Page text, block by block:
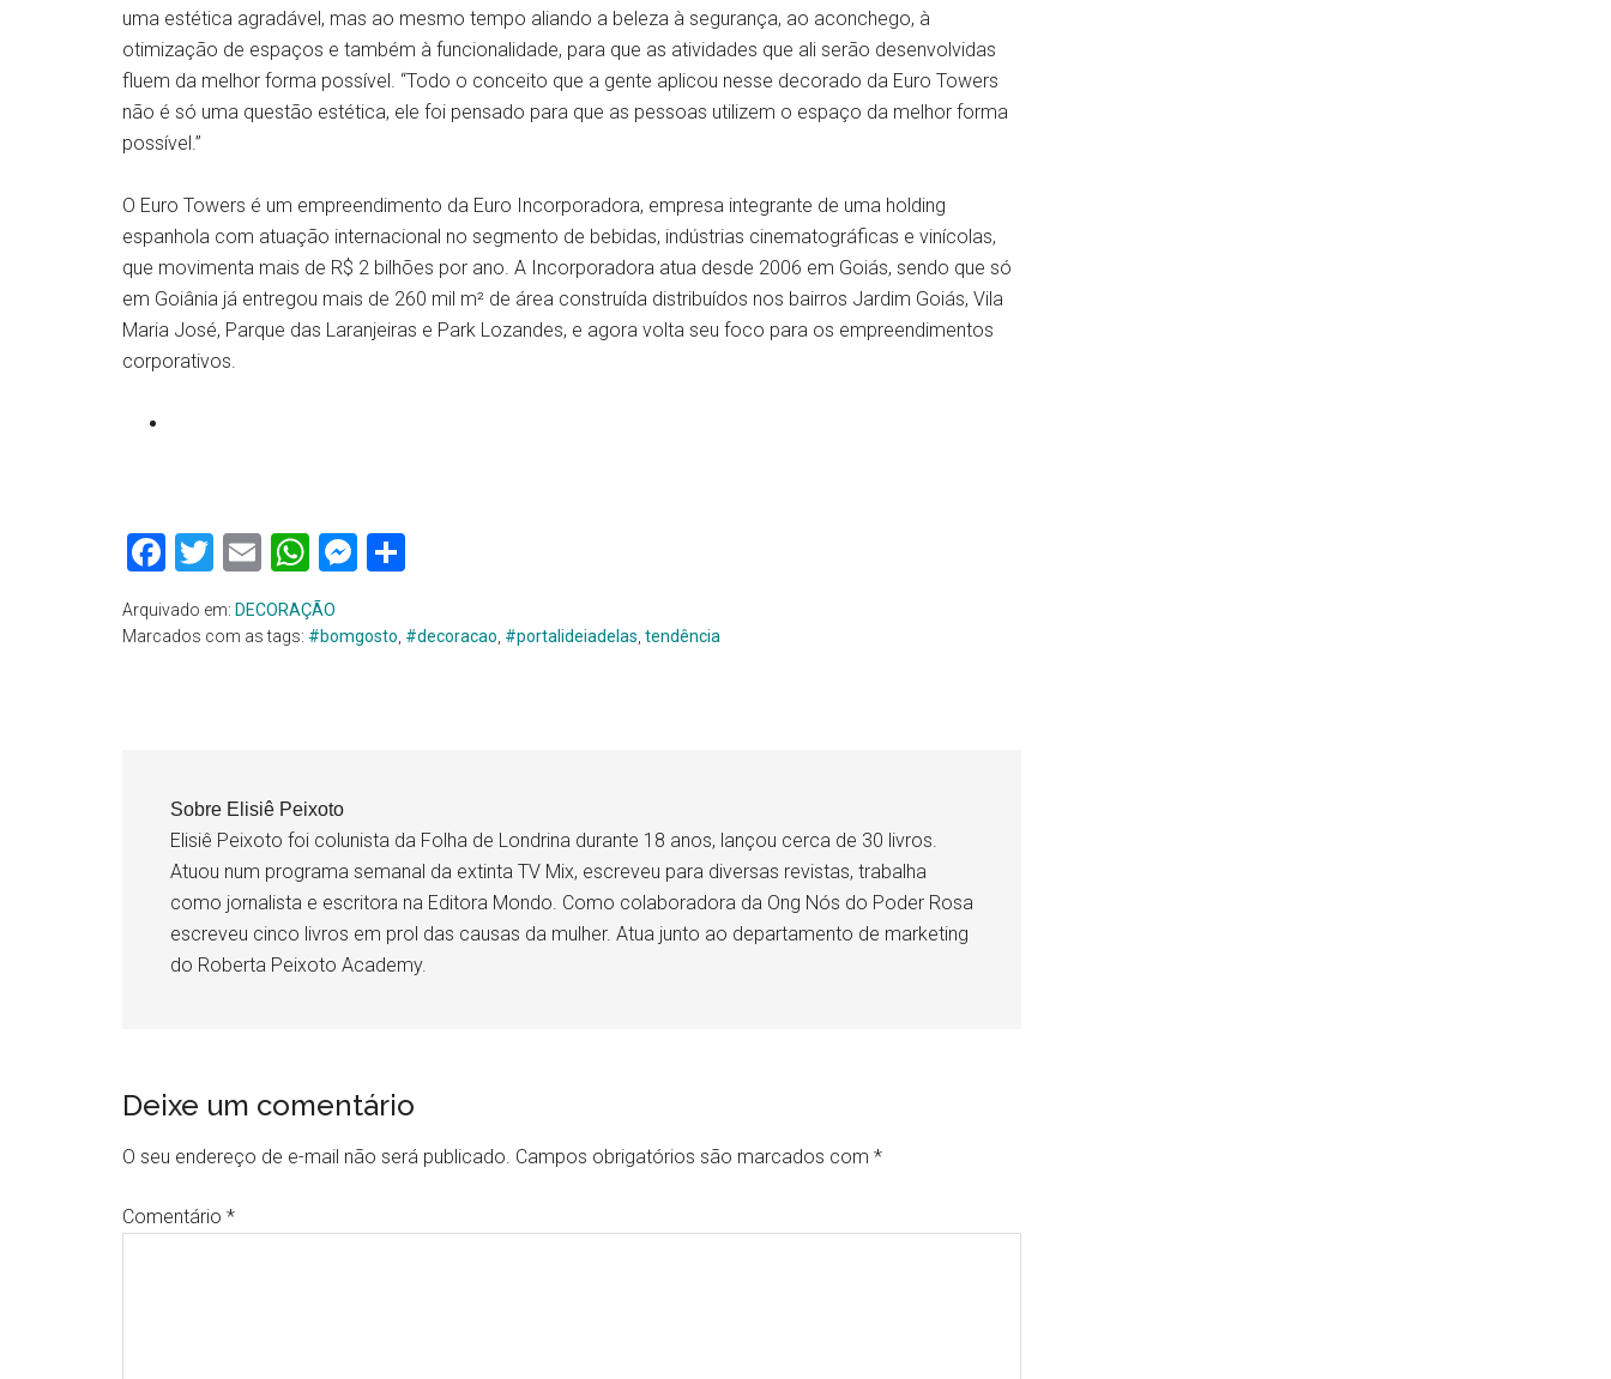
uma estética agradável, mas ao mesmo tempo aliando a beleza à segurança, ao aconchego, à
otimização de espaços e também à funcionalidade, para que as atividades que ali serão desenvolvidas
fluem da melhor forma possível. “Todo o conceito que a gente aplicou nesse decorado da Euro Towers
não é só uma questão estética, ele foi pensado para que as pessoas utilizem o espaço da melhor forma
possível.”
O Euro Towers é um empreendimento da Euro Incorporadora, empresa integrante de uma holding
espanhola com atuação internacional no segmento de bebidas, indústrias cinematográficas e vinícolas,
que movimenta mais de R$ 2 bilhões por ano. A Incorporadora atua desde 2006 em Goiás, sendo que só
em Goiânia já entregou mais de 260 mil m² de área construída distribuídos nos bairros Jardim Goiás, Vila
Maria José, Parque das Laranjeiras e Park Lozandes, e agora volta seu foco para os empreendimentos
corporativos.
Facebook
Twitter
EmailWhatsApp
Messenger
Arquivado em: DECORAÇÃO
Marcados com as tags: #bomgosto #decoracao #portalideiadelas tendência
Sobre Elisiê Peixoto
Elisiê Peixoto foi colunista da Folha de Londrina durante 18 anos, lançou cerca de 30 livros.
Atuou num programa semanal da extinta TV Mix, escreveu para diversas revistas, trabalha
como jornalista e escritora na Editora Mondo. Como colaboradora da Ong Nós do Poder Rosa
escreveu cinco livros em prol das causas da mulher. Atua junto ao departamento de marketing
do Roberta Peixoto Academy.
Deixe um comentário
O seu endereço de e-mail não será publicado. Campos obrigatórios são marcados com *
Comentário *